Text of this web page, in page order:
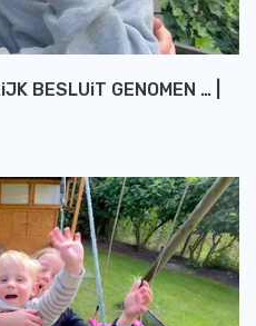
BESLUiT GENOMEN … |